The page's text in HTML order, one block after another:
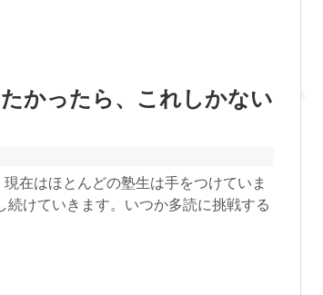
かったら、これしかない
在はほとんどの塾生は手をつけていま
続けていきます。いつか多読に挑戦する